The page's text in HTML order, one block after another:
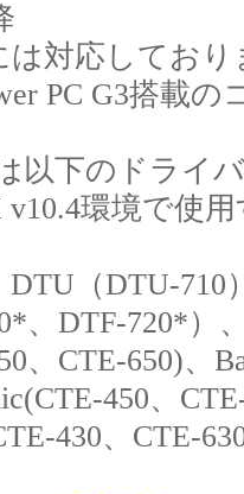
は対応してお
PC G3搭載
以下のドライ
v10.4環境で使
DTU（DTU-
、DTF-720*）
、CTE-650)、
450、
430、CTE-